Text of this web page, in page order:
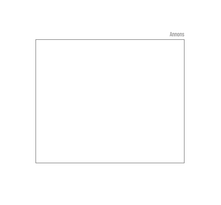
Annons